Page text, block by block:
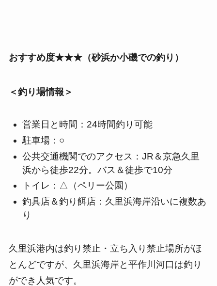
おすすめ度★★★（砂浜か小磯での釣り）
＜釣り場情報＞
営業日と時間：24時間釣り可能
駐車場：○
公共交通機関でのアクセス：JR＆京急久里
浜から徒歩22分。バス＆徒歩で10分
トイレ：△（ペリー公園）
釣具店＆釣り餌店：久里浜海岸沿いに複数あ
り
久里浜港内は釣り禁止・立ち入り禁止場所がほ
とんどですが、久里浜海岸と平作川河口は釣り
ができ人気です。